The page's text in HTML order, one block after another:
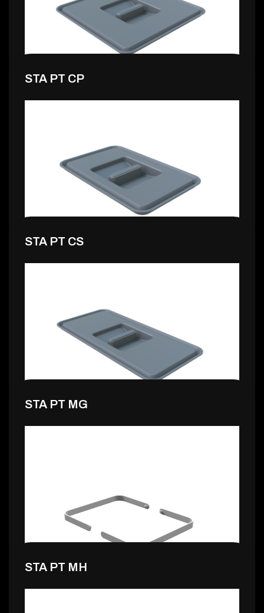
STA PT CP
STA PT CS
STA PT MG
STA PT MH